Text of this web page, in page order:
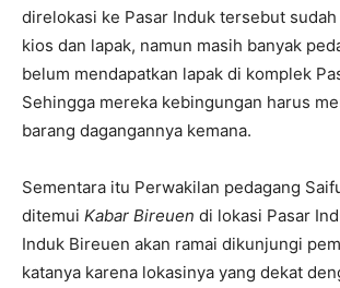
direlokasi ke Pasar Induk tersebut
kios dan lapak, namun masih banyak
belum mendapatkan lapak di komplek
Sehingga mereka kebingungan harus
barang dagangannya kemana.
Sementara itu Perwakilan pedagang
ditemui Kabar Bireuen di lokasi Pasar
Induk Bireuen akan ramai dikunjungi
katanya karena lokasinya yang dekat